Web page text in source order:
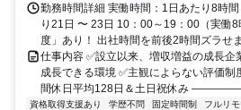
勤務時間詳細 実働時間：1日あたり8時
り21日 〜 23日 10：00～19：00（実働
度」あり！ 出社時間を前後2時間ズラせ
仕事内容 ✅設立以来、増収増益の成長企
成長できる環境 ✅主観によらない評価
間休日平均128日＆土日祝休み
資格取得支援あり 学歴不問 固定時間制 フルリモ